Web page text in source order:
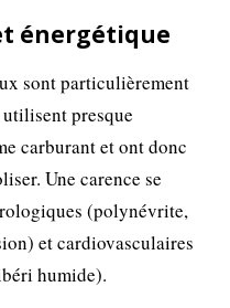
énergétique
sont particulièrement
presque
carburant et ont donc
Une carence se
(polynévrite,
et cardiovasculaires
humide).